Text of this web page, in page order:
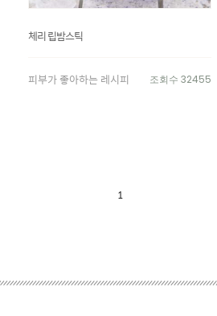
체리 립밤스틱
피부가 좋아하는 레시피 조회수 32455
1